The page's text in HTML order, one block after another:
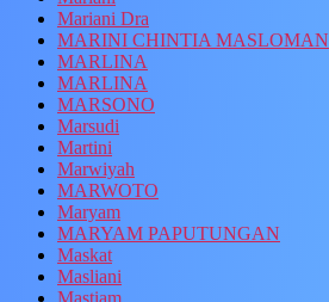
Mariani Dra
MARINI CHINTIA MASLOMAN
MARLINA
MARLINA
MARSONO
Marsudi
Martini
Marwiyah
MARWOTO
Maryam
MARYAM PAPUTUNGAN
Maskat
Masliani
Mastiam